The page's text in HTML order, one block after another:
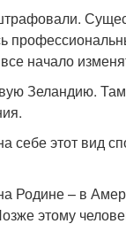
начало
Зеландию.
этот вид
Родине – в
этому